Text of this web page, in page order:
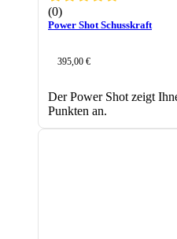
(0)
Power Shot Schusskraft
395,00 €
Der Power Shot zeigt
Punkten an.